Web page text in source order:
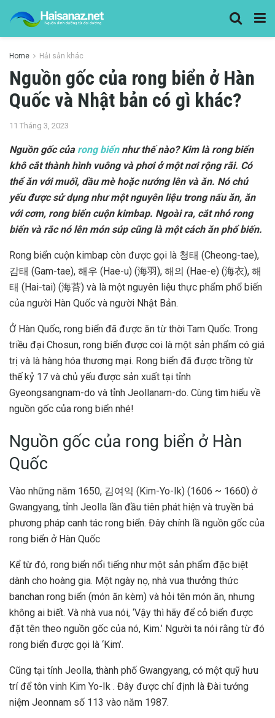
Home Hải sản khác
Nguồn gốc của rong biển ở Hàn
Quốc và Nhật bản có gì khác?
11 Tháng 3, 2023
Nguồn gốc của rong biểnnhư thế nào? Kim là rong biển
khô cắt thành hình vuông và phơi ở một nơi rộng rãi. Có
thể ăn với muối, dầu mè hoặc nướng lên và ăn. Nó chủ
yếu được sử dụng như một nguyên liệu trong nấu ăn, ăn
với cơm, rong biển cuộn kimbap. Ngoài ra, cắt nhỏ rong
biển và rắc nó lên món súp cũng là một cách ăn phổ biến.
Rong biển cuộn kimbap còn được gọi là 청태 (Cheong-tae),
감태 (Gam-tae), 해우 (Hae-u) (海羽), 해의 (Hae-e) (海衣), 해
태 (Hai-tai) (海苔) và là một nguyên liệu thực phẩm phổ biến
của người Hàn Quốc và người Nhật Bản.
Ở Hàn Quốc, rong biển đã được ăn từ thời Tam Quốc. Trong
triều đại Chosun, rong biển được coi là một sản phẩm có giá
trị và là hàng hóa thương mại. Rong biển đã được trồng từ
thế kỷ 17 và chủ yếu được sản xuất tại tỉnh
Gyeongsangnam-do và tỉnh Jeollanam-do. Cùng tìm hiểu về
nguồn gốc của rong biển nhé!
Nguồn gốc của rong biển ở Hàn
Quốc
Vào những năm 1650, 김여익 (Kim-Yo-Ik) (1606 ~ 1660) ở
Gwangyang, tỉnh Jeolla lần đầu tiên phát hiện và truyền bá
phương pháp canh tác rong biển. Đây chính lầ nguồn gốc của
rong biển ở Hàn Quốc
Kể từ đó, rong biển nổi tiếng như một sản phẩm đặc biệt
dành cho hoàng gia. Một ngày nọ, nhà vua thưởng thức
banchan rong biển (món ăn kèm) và hỏi tên món ăn, nhưng
không ai biết. Và nhà vua nói, ‘Vậy thì hãy để cỏ biển được
đặt tên theo nguồn gốc của nó, Kim.’ Người ta nói rằng từ đó
rong biển được gọi là ‘Kim’.
Cũng tại tỉnh Jeolla, thành phố Gwangyang, có một quỹ hưu
trí để tôn vinh Kim Yo-Ik . Đây được chỉ định là Đài tưởng
niệm Jeonnam số 113 vào năm 1987.